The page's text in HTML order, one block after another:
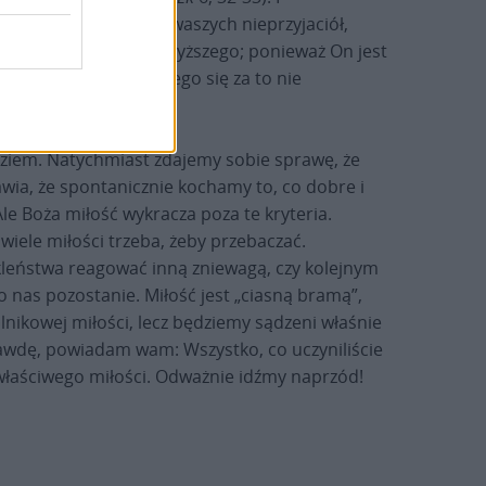
– miłujcie waszych nieprzyjaciół,
synami Najwyższego; ponieważ On jest
i pożyczajcie, niczego się za to nie
Natychmiast zdajemy sobie sprawę, że
że spontanicznie kochamy to, co dobre i
Boża miłość wykracza poza te kryteria.
miłości trzeba, żeby przebaczać.
reagować inną zniewagą, czy kolejnym
pozostanie. Miłość jest „ciasną bramą”,
miłości, lecz będziemy sądzeni właśnie
powiadam wam: Wszystko, co uczyniliście
miłości. Odważnie idźmy naprzód!